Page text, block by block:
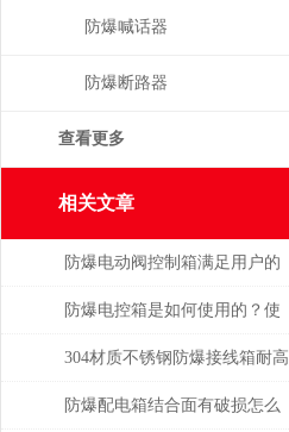
防爆喊话器
防爆断路器
查看更多
相关文章
防爆电动阀控制箱满足用户的
技术要求
防爆电控箱是如何使用的？使
用时有哪些注意事项？
304材质不锈钢防爆接线箱耐高
温多少
防爆配电箱结合面有破损怎么